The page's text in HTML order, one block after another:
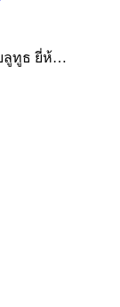
ลูทูธ ยี่ห้…